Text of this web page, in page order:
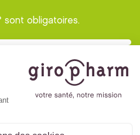
sont obligatoires.
- Mentions légales